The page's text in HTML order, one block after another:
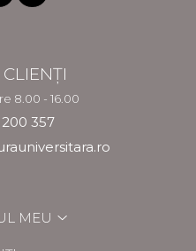
8.00 - 16.00
357
MEU